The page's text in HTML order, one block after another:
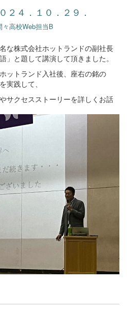
２４．１０．２９．
々高校Web担当B
な株式会社ホットランドの副社長
」と題して講演して頂きました。
ットランド入社後、座右の銘の
実践して、
サクセスストーリーを詳しくお話